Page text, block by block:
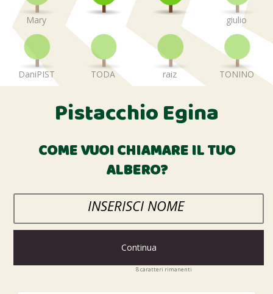
Mary giulio
DaniPIST TODA raiz TONINO
Pistacchio Egina
COME VUOI CHIAMARE IL TUO
ALBERO?
Continua
8caratteri rimanenti